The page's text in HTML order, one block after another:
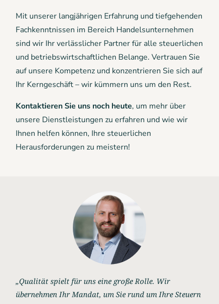
Mit unserer langjährigen Erfahrung und tiefgehenden
Fachkenntnissen im Bereich Handelsunternehmen
sind wir Ihr verlässlicher Partner für alle steuerlichen
und betriebswirtschaftlichen Belange. Vertrauen Sie
auf unsere Kompetenz und konzentrieren Sie sich auf
Ihr Kerngeschäft – wir kümmern uns um den Rest.
Kontaktieren Sie uns noch heute, um mehr über
unsere Dienstleistungen zu erfahren und wie wir
Ihnen helfen können, Ihre steuerlichen
Herausforderungen zu meistern!
„Qualität spielt für uns eine große Rolle. Wir
übernehmen Ihr Mandat, um Sie rund um Ihre Steuern